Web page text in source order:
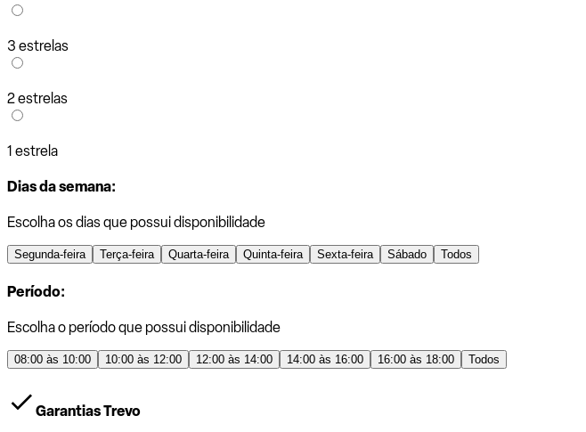
3 estrelas
2 estrelas
1 estrela
Dias da semana:
Escolha os dias que possui disponibilidade
Segunda-feira Terça-feira Quarta-feira Quinta-feira Sexta-feira Sábado Todos
Período:
Escolha o período que possui disponibilidade
08:00 às 10:00 10:00 às 12:00 12:00 às 14:00 14:00 às 16:00 16:00 às 18:00 Todos
Garantias Trevo